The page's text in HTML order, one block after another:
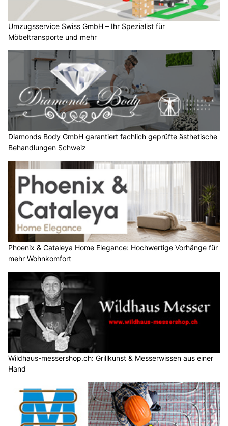
Umzugsservice Swiss GmbH – Ihr Spezialist für
Möbeltransporte und mehr
Diamonds Body GmbH garantiert fachlich geprüfte ästhetische
Behandlungen Schweiz
Phoenix & Cataleya Home Elegance: Hochwertige Vorhänge für
mehr Wohnkomfort
Wildhaus-messershop.ch: Grillkunst & Messerwissen aus einer
Hand